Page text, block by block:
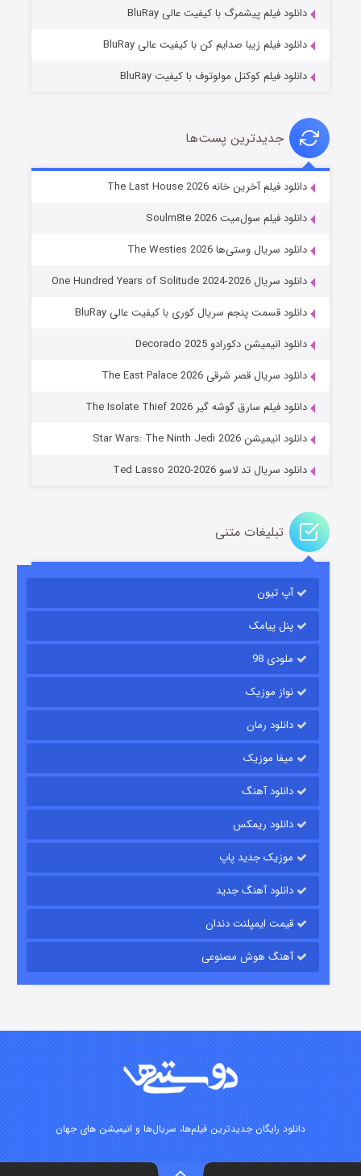
خاندان اژدها فصل ۳
جادوگری در مغولستان
قسمت۱۴ (زیرنویس) منتشر شد
قسمت
قسمت۲ (دوبله) منتشر شد
دانلود فیلم پیشمرگ با کیفیت عالی BluRay
دانلود فیلم زیبا صدایم کن با کیفیت عالی BluRay
دانلود فیلم کوکتل مولوتوف با کیفیت BluRay
جدیدترین پست‌ها
دانلود فیلم آخرین خانه The Last House 2026
دانلود فیلم سول‌میت Soulm8te 2026
دانلود سریال وستی‌ها The Westies 2026
دانلود سریال One Hundred Years of Solitude 2024-2026
دانلود قسمت پنجم سریال کوری با کیفیت عالی BluRay
دانلود انیمیشن دکورادو Decorado 2025
دانلود سریال قصر شرقی The East Palace 2026
دانلود فیلم سارق گوشه گیر The Isolate Thief 2026
دانلود انیمیشن Star Wars: The Ninth Jedi 2026
دانلود سریال تد لاسو Ted Lasso 2020-2026
تبلیغات متنی
آپ تیون
پنل پیامک
ملودی 98
نواز موزیک
دانلود رمان
میفا موزیک
دانلود آهنگ
دانلود ریمکس
موزیک جدید پاپ
دانلود آهنگ جدید
قیمت ایمپلنت دندان
آهنگ هوش مصنوعی
دانلود رایگان جدیدترین فیلم‌ها، سریال‌ها و انیمیشن های جهان